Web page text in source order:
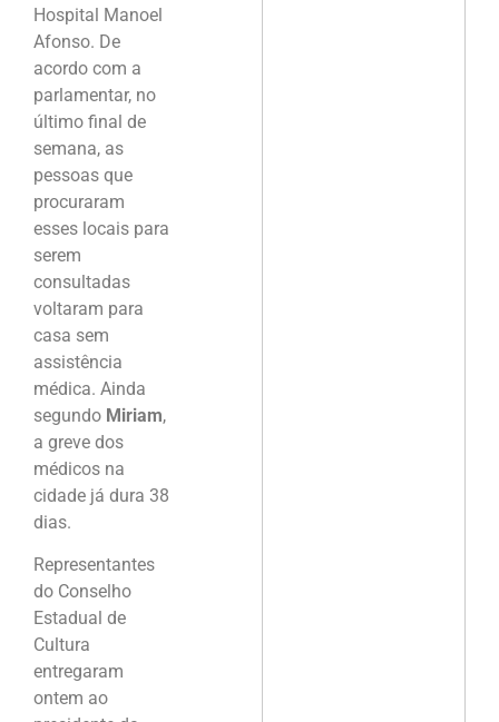
Hospital Manoel
Afonso. De
acordo com a
parlamentar, no
último final de
semana, as
pessoas que
procuraram
esses locais para
serem
consultadas
voltaram para
casa sem
assistência
médica. Ainda
segundo Miriam,
a greve dos
médicos na
cidade já dura 38
dias.
Representantes
do Conselho
Estadual de
Cultura
entregaram
ontem ao